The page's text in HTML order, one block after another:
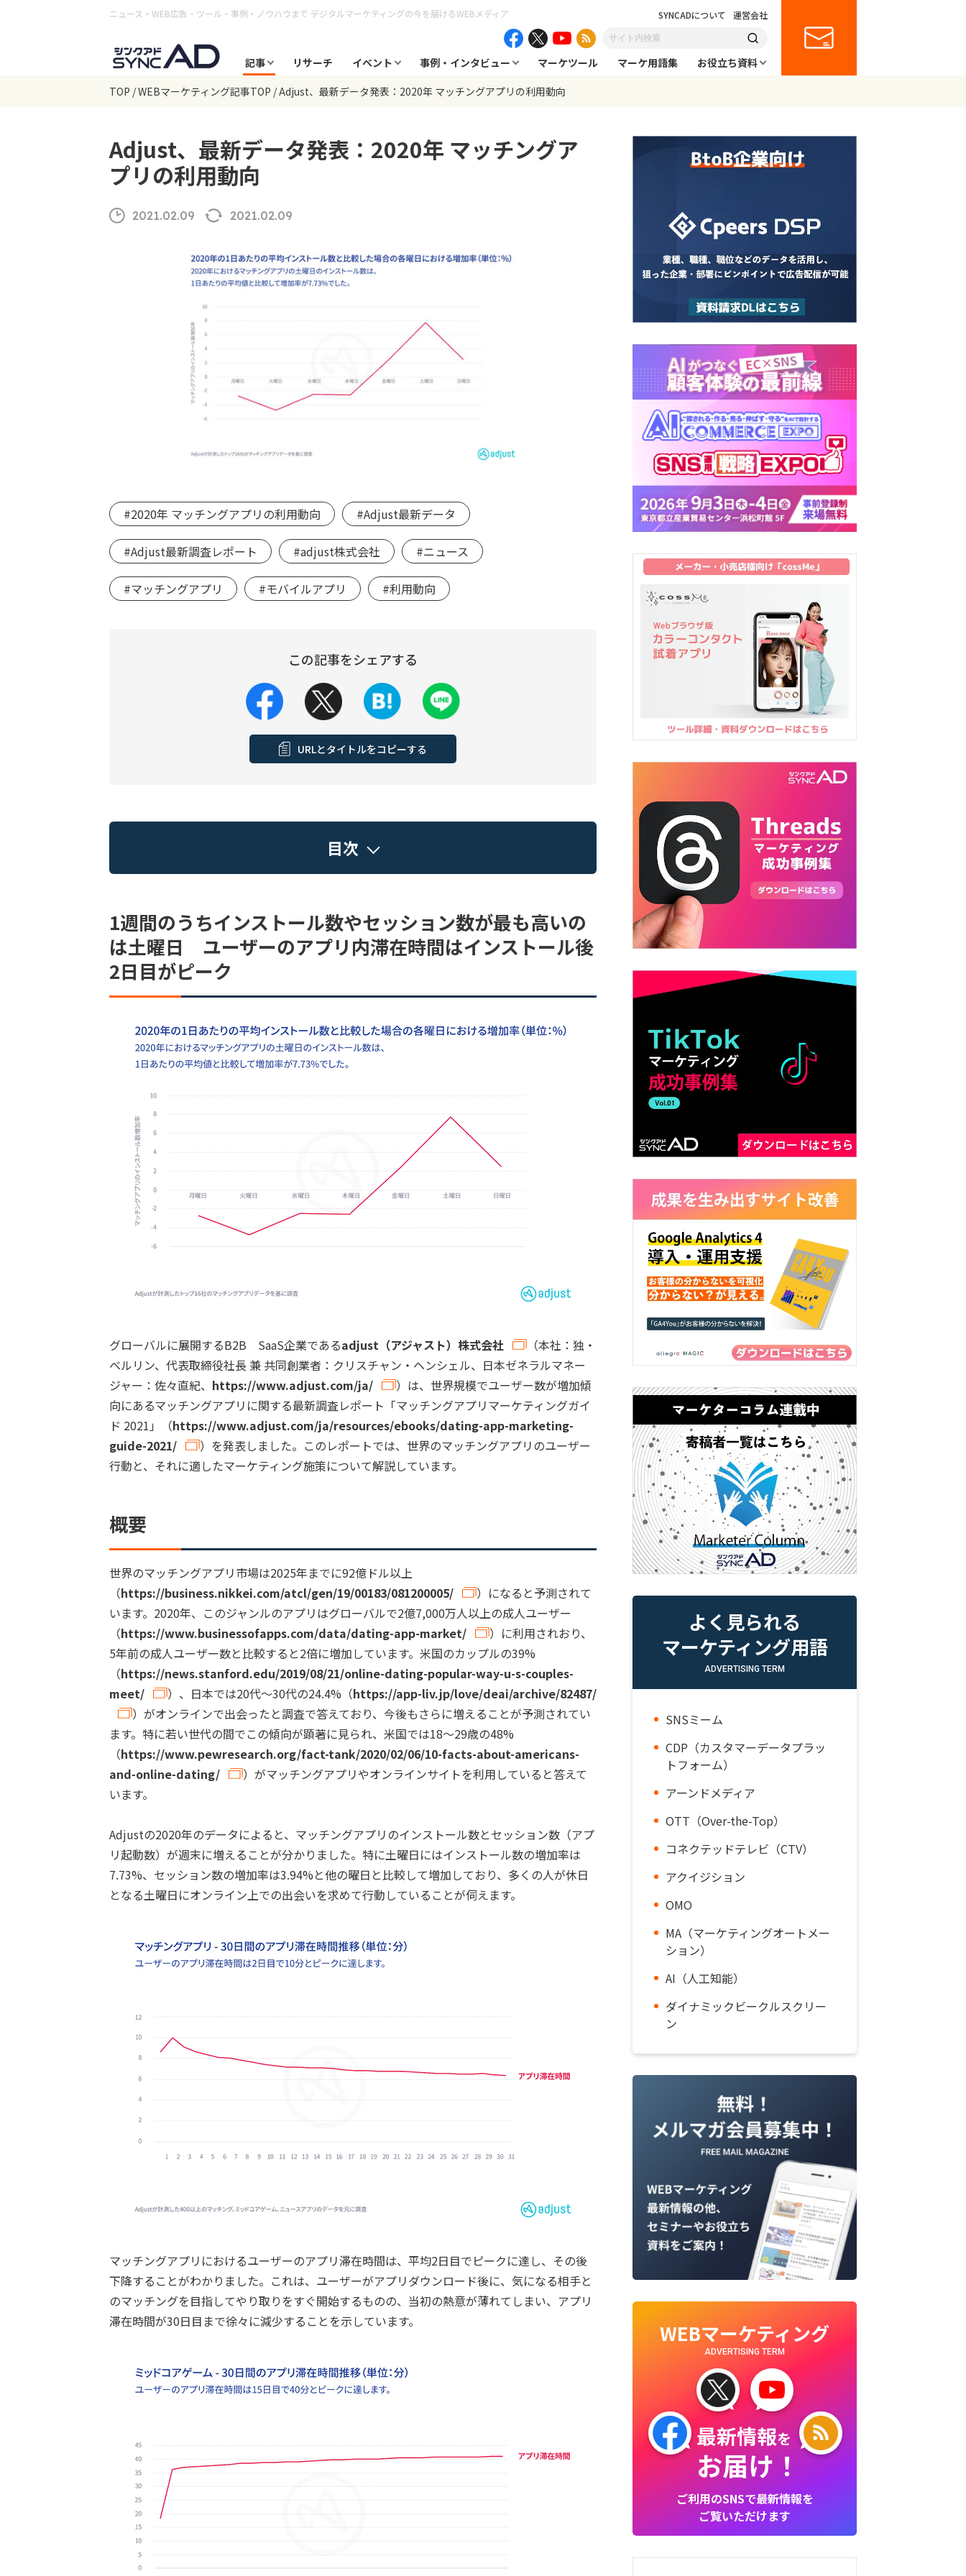
ニュース・WEB広告・ツール・事例・ノウハウまで デジタルマーケティングの今を届けるWEBメディア SYNCADについて 運営会社
記事 リサーチ イベント 事例・インタビュー マーケツール マーケ用語集
お役立ち資料
TOP WEBマーケティング記事TOP Adjust、最新データ発表：2020年 マッチングアプリの利用動向
Adjust、最新データ発表：2020年 マッチングア
プリの利用動向
2021.02.09 2021.02.09
#2020年 マッチングアプリの利用動向 #Adjust最新データ
#Adjust最新調査レポート #adjust株式会社 #ニュース
#マッチングアプリ #モバイルアプリ #利用動向
この記事をシェアする
URLとタイトルをコピーする
目次
1週間のうちインストール数やセッション数が最も高いの
は土曜日 ユーザーのアプリ内滞在時間はインストール後
2日目がピーク
グローバルに展開するB2B SaaS企業であるadjust（アジャスト）株式会社
（本社：独・
ベルリン、代表取締役社長 兼 共同創業者：クリスチャン・ヘンシェル、日本ゼネラルマネー
ジャー：佐々直紀、 https://www.adjust.com/ja/
）は、世界規模でユーザー数が増加傾
向にあるマッチングアプリに関する最新調査レポート「マッチングアプリマーケティングガイ
ド 2021」（https://www.adjust.com/ja/resources/ebooks/dating-app-marketing-
guide-2021/
）を発表しました。このレポートでは、世界のマッチングアプリのユーザー
行動と、それに適したマーケティング施策について解説しています。
概要
世界のマッチングアプリ市場は2025年までに92億ドル以上
（https://business.nikkei.com/atcl/gen/19/00183/081200005/
）になると予測されて
います。2020年、このジャンルのアプリはグローバルで2億7,000万人以上の成人ユーザー
（https://www.businessofapps.com/data/dating-app-market/
）に利用されおり、
5年前の成人ユーザー数と比較すると2倍に増加しています。米国のカップルの39%
（https://news.stanford.edu/2019/08/21/online-dating-popular-way-u-s-couples-
meet/
）、日本では20代〜30代の24.4%（https://app-liv.jp/love/deai/archive/82487/
）がオンラインで出会ったと調査で答えており、今後もさらに増えることが予測されてい
ます。特に若い世代の間でこの傾向が顕著に見られ、米国では18〜29歳の48%
（https://www.pewresearch.org/fact-tank/2020/02/06/10-facts-about-americans-
and-online-dating/
）がマッチングアプリやオンラインサイトを利用していると答えて
います。
Adjustの2020年のデータによると、マッチングアプリのインストール数とセッション数（アプ
リ起動数）が週末に増えることが分かりました。特に土曜日にはインストール数の増加率は
7.73%、セッション数の増加率は3.94%と他の曜日と比較して増加しており、多くの人が休日
となる土曜日にオンライン上での出会いを求めて行動していることが伺えます。
マッチングアプリにおけるユーザーのアプリ滞在時間は、平均2日目でピークに達し、その後
下降することがわかりました。これは、ユーザーがアプリダウンロード後に、気になる相手と
のマッチングを目指してやり取りをすぐ開始するものの、当初の熱意が薄れてしまい、アプリ
滞在時間が30日目まで徐々に減少することを示しています。
よく見られる
マーケティング用語
ADVERTISING TERM
SNSミーム
CDP（カスタマーデータプラッ
トフォーム）
アーンドメディア
OTT（Over-the-Top）
コネクテッドテレビ（CTV）
アクイジション
OMO
MA（マーケティングオートメー
ション）
AI（人工知能）
ダイナミックビークルスクリー
ン
WEBマーケティング
ADVERTISING TERM
最新情報を
お届け！
ご利用のSNSで最新情報を
ご覧いただけます